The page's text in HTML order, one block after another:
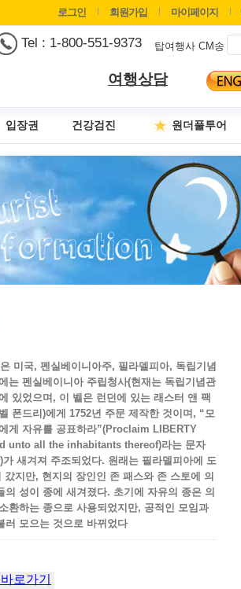
로그인 회원가입 마이페이지
탑여행사 CM송
여행상담
Tel : 1-800-551-9373
입장권 건강검진 원더풀투어
미국, 펜실베이니아주, 필라델피아, 독립기념
는 펜실베이니아 주립청사(현재는 독립기념관
있었으며, 이 벨은 런던에 있는 래스터 앤 팩
폰드리)에게 1752년 주문 제작한 것이며, “모
게 자유를 공표하라”(Proclaim LIBERTY
unto all the inhabitants thereof)라는 문자
새겨져 주조되었다. 원래는 필라델피아에 도
지만, 현지의 장인인 존 패스와 존 스토에 의
의 성이 종에 새겨졌다. 초기에 자유의 종은 의
환하는 종으로 사용되었지만, 공적인 모임과
러 모으는 것으로 바뀌었다
로가기